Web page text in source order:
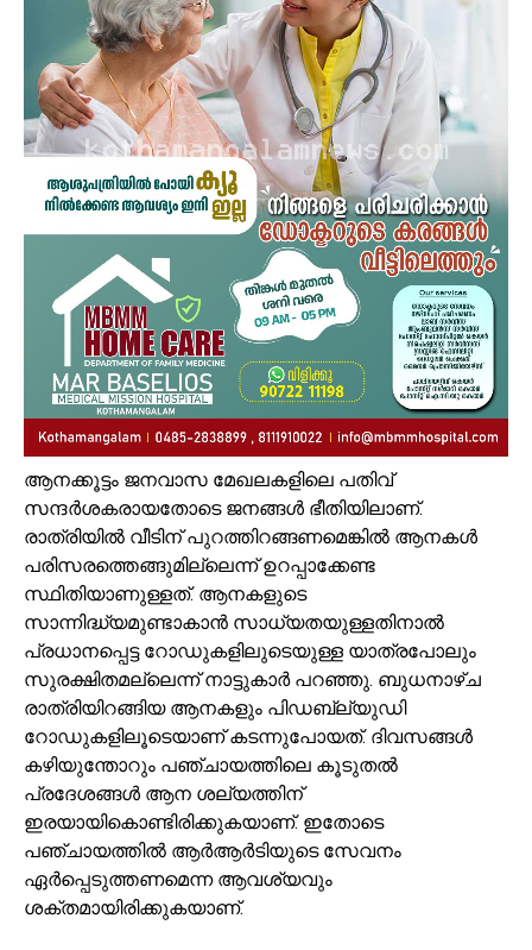
ആനക്കൂട്ടം ജനവാസ മേഖലകളിലെ പതിവ്
സന്ദര്‍ശകരായതോടെ ജനങ്ങള്‍ ഭീതിയിലാണ്.
രാത്രിയില്‍ വീടിന് പുറത്തിറങ്ങണമെങ്കില്‍ ആനകള്‍
പരിസരത്തെങ്ങുമില്ലെന്ന് ഉറപ്പാക്കേണ്ട
സ്ഥിതിയാണുള്ളത്. ആനകളുടെ
സാന്നിദ്ധ്യമുണ്ടാകാന്‍ സാധ്യതയുള്ളതിനാല്‍
പ്രധാനപ്പെട്ട റോഡുകളിലുടെയുള്ള യാത്രപോലും
സുരക്ഷിതമല്ലെന്ന് നാട്ടുകാര്‍ പറഞ്ഞു. ബുധനാഴ്ച
രാത്രിയിറങ്ങിയ ആനകളും പിഡബ്ല്യുഡി
റോഡുകളിലൂടെയാണ് കടന്നുപോയത്. ദിവസങ്ങള്‍
കഴിയുന്തോറും പഞ്ചായത്തിലെ കൂടുതല്‍
പ്രദേശങ്ങള്‍ ആന ശല്യത്തിന്
ഇരയായികൊണ്ടിരിക്കുകയാണ്. ഇതോടെ
പഞ്ചായത്തില്‍ ആര്‍ആര്‍ടിയുടെ സേവനം
ഏര്‍പ്പെടുത്തണമെന്ന ആവശ്യവും
ശക്തമായിരിക്കുകയാണ്.